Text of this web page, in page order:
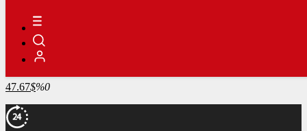
RİPPLE
49.14
%-0.6
TETHER
47.67$%0